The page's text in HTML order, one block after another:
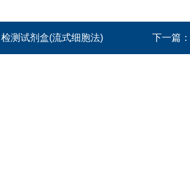
测试剂盒(流式细胞法) 下一篇：